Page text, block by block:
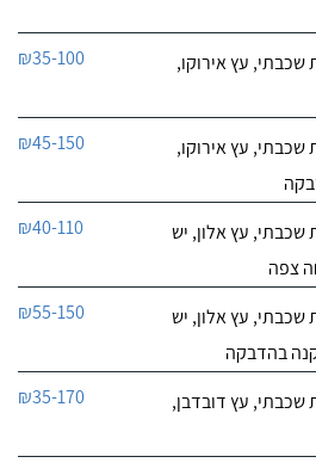
עץ אירוקו,
₪35-100
עץ אירוקו,
₪45-150
עץ אלון, יש
צפה
₪40-110
עץ אלון, יש
בהדבקה
₪55-150
עץ דובדבן,
₪35-170